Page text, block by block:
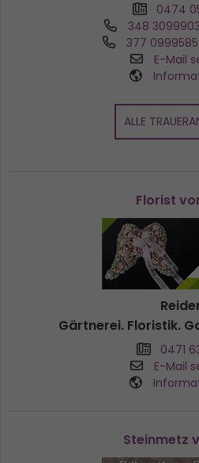
0474
348 3099903
377 0999585
E-Mail
ALLE
Florist
Gärtnerei. Floristik.
0471
E-Mail
Steinmetz